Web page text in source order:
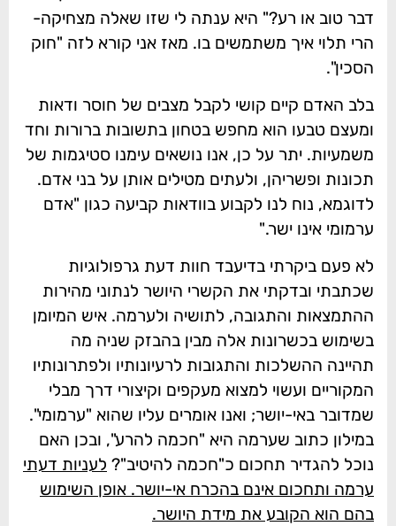
דבר טוב או רע?" היא ענתה לי שזו שאלה מצחיקה-
הרי תלוי איך משתמשים בו. מאז אני קורא לזה "חוק
הסכין".
בלב האדם קיים קושי לקבל מצבים של חוסר ודאות
ומעצם טבעו הוא מחפש בטחון בתשובות ברורות וחד
משמעיות. יתר על כן, אנו נושאים עימנו סטיגמות של
תכונות ופשריהן, ולעתים מטילים אותן על בני אדם.
לדוגמא, נוח לנו לקבוע בוודאות קביעה כגון "אדם
ערמומי אינו ישר."
לא פעם ביקרתי בדיעבד חוות דעת גרפולוגיות
שכתבתי ובדקתי את הקשרי היושר לנתוני מהירות
ההתמצאות והתגובה, לתושיה ולערמה. איש המיומן
בשימוש בכשרונות אלה מבין בהבזק שניה מה
תהיינה ההשלכות והתגובות לרעיונותיו ולפתרונותיו
המקוריים ועשוי למצוא מעקפים וקיצורי דרך מבלי
שמדובר באי-יושר; ואנו אומרים עליו שהוא "ערמומי".
במילון כתוב שערמה היא "חכמה להרע", ובכן האם
נוכל להגדיר תחכום כ"חכמה להיטיב"? לעניות דעתי
ערמה ותחכום אינם בהכרח אי-יושר. אופן השימוש
בהם הוא הקובע את מידת היושר.